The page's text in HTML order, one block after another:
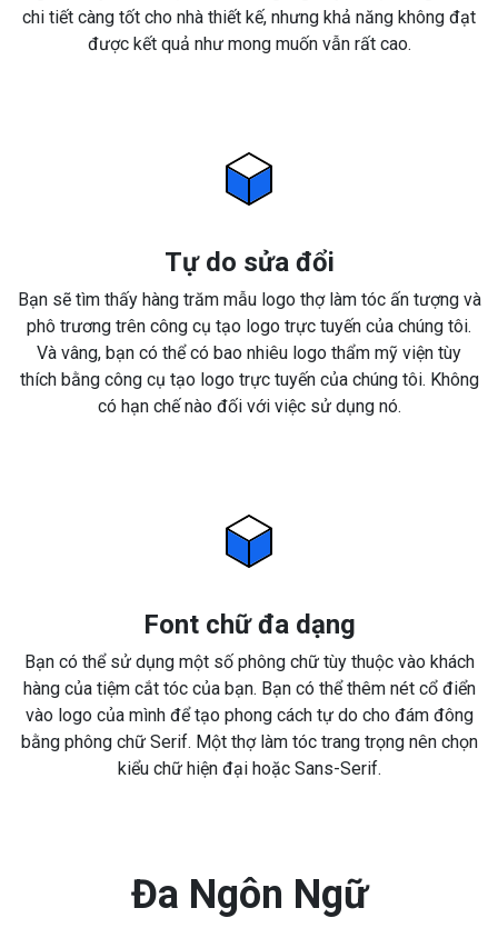
chi tiết càng tốt cho nhà thiết kế, nhưng khả năng không đạt
được kết quả như mong muốn vẫn rất cao.
Tự do sửa đổi
Bạn sẽ tìm thấy hàng trăm mẫu logo thợ làm tóc ấn tượng và
phô trương trên công cụ tạo logo trực tuyến của chúng tôi.
Và vâng, bạn có thể có bao nhiêu logo thẩm mỹ viện tùy
thích bằng công cụ tạo logo trực tuyến của chúng tôi. Không
có hạn chế nào đối với việc sử dụng nó.
Font chữ đa dạng
Bạn có thể sử dụng một số phông chữ tùy thuộc vào khách
hàng của tiệm cắt tóc của bạn. Bạn có thể thêm nét cổ điển
vào logo của mình để tạo phong cách tự do cho đám đông
bằng phông chữ Serif. Một thợ làm tóc trang trọng nên chọn
kiểu chữ hiện đại hoặc Sans-Serif.
Đa Ngôn Ngữ